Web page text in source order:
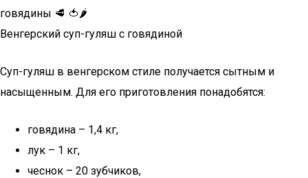
говядины 🥩 🍅🌶️
Венгерский суп-гуляш с говядиной
Суп-гуляш в венгерском стиле получается сытным и
насыщенным. Для его приготовления понадобятся:
говядина – 1,4 кг,
лук – 1 кг,
чеснок – 20 зубчиков,